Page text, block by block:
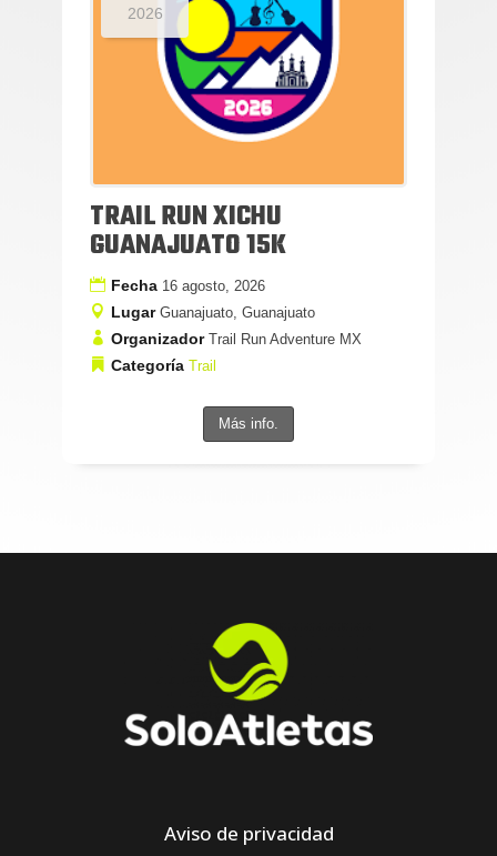
2026
TRAIL RUN XICHU
GUANAJUATO 15K
Fecha 16 agosto, 2026
Lugar Guanajuato, Guanajuato
Organizador Trail Run Adventure MX
Categoría Trail
Más info.
Aviso de privacidad